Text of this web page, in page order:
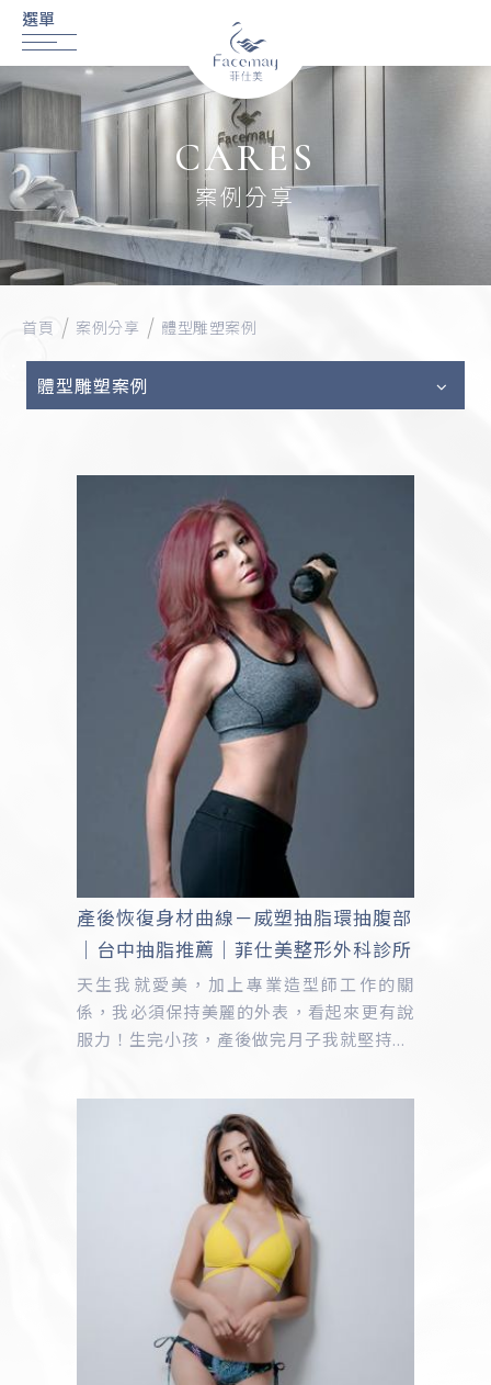
CARES
案例分享
首頁 案例分享 體型雕塑案例
體型雕塑案例
產後恢復身材曲線－威塑抽脂環抽腹部
｜台中抽脂推薦｜菲仕美整形外科診所
天生我就愛美，加上專業造型師工作的關
係，我必須保持美麗的外表，看起來更有說
服力！生完小孩，產後做完月子我就堅持...